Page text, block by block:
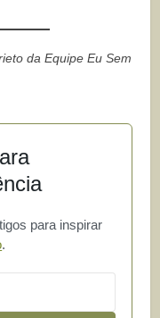
da Equipe Eu Sem
para inspirar
.